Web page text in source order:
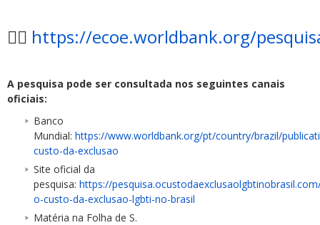
👉🏽 https://ecoe.worldbank.org/
A pesquisa pode ser consultada nos seguintes canais
oficiais:
Banco
Mundial: https://www.worldbank.org/pt/country/brazil/
custo-da-exclusao
Site oficial da
pesquisa: https://
o-custo-da-exclusao-lgbti-no-brasil
Matéria na Folha de S.